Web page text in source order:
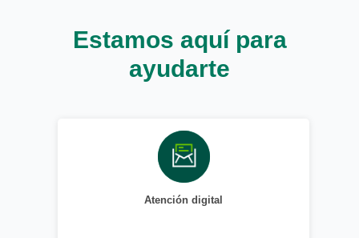
Estamos aquí para
ayudarte
Atención digital